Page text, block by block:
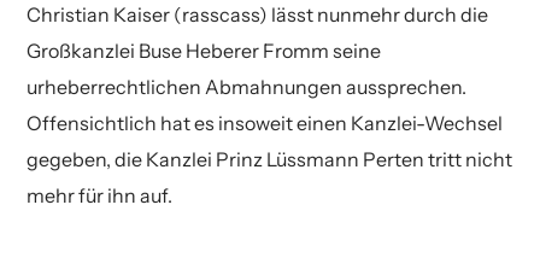
Christian Kaiser (rasscass) lässt nunmehr durch die
Großkanzlei Buse Heberer Fromm seine
urheberrechtlichen Abmahnungen aussprechen.
Offensichtlich hat es insoweit einen Kanzlei-Wechsel
gegeben, die Kanzlei Prinz Lüssmann Perten tritt nicht
mehr für ihn auf.